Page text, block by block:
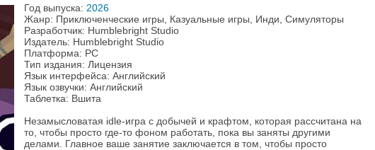
Год выпуска: 2026
Жанр: Приключенческие игры, Казуальные игры, Инди, Симуляторы
Разработчик: Humblebright Studio
Издатель: Humblebright Studio
Платформа: PC
Тип издания: Лицензия
Язык интерфейса: Английский
Язык озвучки: Английский
Таблетка: Вшита
Незамысловатая idle-игра с добычей и крафтом, которая рассчитана на
то, чтобы просто где-то фоном работать, пока вы заняты другими
делами. Главное ваше занятие заключается в том, чтобы просто